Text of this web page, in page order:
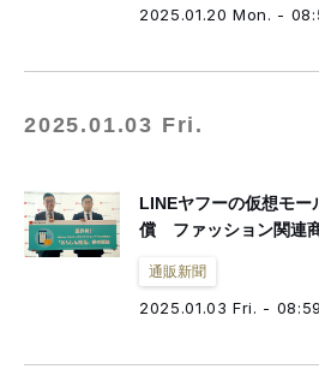
2025.01.20 Mon. -
2025.01.03 Fri.
LINEヤフーの仮想モー
償 ファッション関連
通販新聞
2025.01.03 Fri. - 08:59